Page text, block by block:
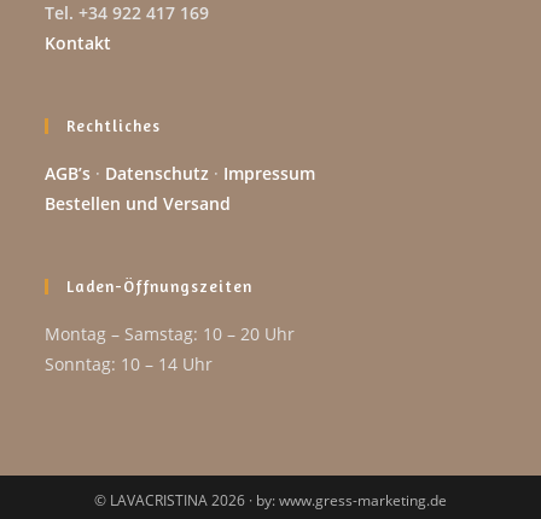
Tel. +34 922 417 169
Kontakt
Rechtliches
AGB’s · Datenschutz · Impressum
Bestellen und Versand
Laden-Öffnungszeiten
Montag – Samstag: 10 – 20 Uhr
Sonntag: 10 – 14 Uhr
© LAVACRISTINA 2026 · by: www.gress-marketing.de